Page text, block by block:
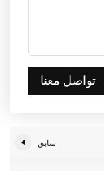
تواصل معنا
سابق